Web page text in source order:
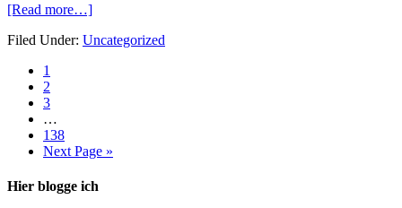
[Read more…]
Filed Under: Uncategorized
1
2
3
…
138
Next Page »
Hier blogge ich